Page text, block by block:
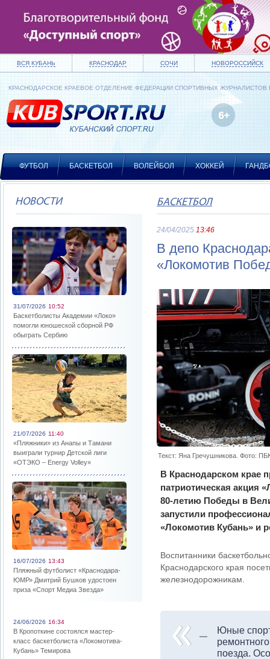
ВСЯ КУБАНЬ КРАСНОДАР СОЧИ НОВОРОССИЙСК
КРАСНОДАРСКОЕ КРАЕВОЕ ОТДЕЛЕНИЕ ФЕДЕРАЦИИ СПОРТИВНЫХ ЖУРНАЛИСТОВ
ФУТБОЛ БАСКЕТБОЛ ВОЛЕЙБОЛ ХОККЕЙ
НОВОСТИ
31/07/2026 10:52
Баскетболисты Академии «Локо»
помогли юношеской сборной РФ
обыграть Сербию
21/07/2026 11:40
«Пляжники» из Анапы и Тамани
выиграли турнир Детской лиги
«ОТЭКО – Energy Volley»
16/07/2026 13:43
Пляжный футболист «Краснодара-
ЮМР» Дмитрий Бушков удостоен
приза «Спорт Медиа Звезда»
24/06/2026 16:34
В Кропоткине состоялся мастер-
класс баскетболиста «Локомотива-
Кубань» Темирова
БАСКЕТБОЛ
24/04/2025 13:46
В депо
«Локомотив
Текст: Яна Гречушникова. Фото:
В Краснодарском крае
патриотическая акция
80-летию Победы в
запустили
«Локомотив Кубань» и
Воспитанники
Краснодарского края
железнодорожникам.
Юные
поезда.